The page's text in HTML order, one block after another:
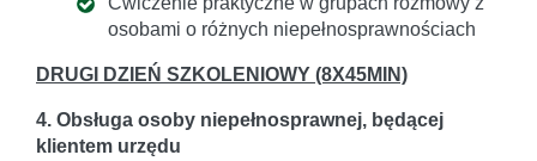
osobami o różnych niepełnosprawnościach
DRUGI DZIEŃ SZKOLENIOWY (8X45MIN)
4. Obsługa osoby niepełnosprawnej, będącej
klientem urzędu